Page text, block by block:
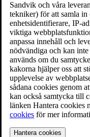
Sandvik och våra
tekniker) för att samla in
enhetsidentifierare, IP-
viktiga
anpassa innehåll och
nödvändiga och kan inte
används om du
kakorna hjälper oss att
upplevelse av
sådana cookies genom
kan också samtycka till
länken Hantera cookies
cookies för mer
Hantera cookies